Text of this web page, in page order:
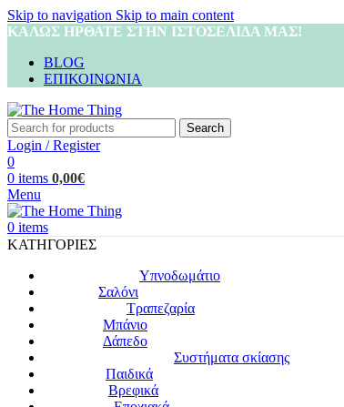
Skip to navigation Skip to main content
ΚΑΛΩΣ ΗΡΘΑΤΕ ΣΤΗΝ ΙΣΤΟΣΕΛΙΔΑ ΜΑΣ!
BLOG
ΕΠΙΚΟΙΝΩΝΙΑ
Search
Login / Register
0
0 items 0,00€
Menu
0 items
ΚΑΤΗΓΟΡΙΕΣ
Υπνοδωμάτιο
Σαλόνι
Τραπεζαρία
Μπάνιο
Δάπεδο
Συστήματα σκίασης
Παιδικά
Βρεφικά